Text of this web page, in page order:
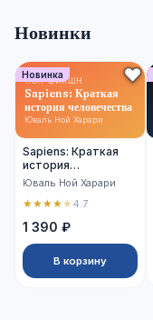
Новинки
Новинка
НОН-ФИКШН
Sapiens: Краткая
история человечества
Юваль Ной Харари
Sapiens: Краткая
история
человечества
Юваль Ной Харари
★★★★★4.7
1 390 ₽
В корзину